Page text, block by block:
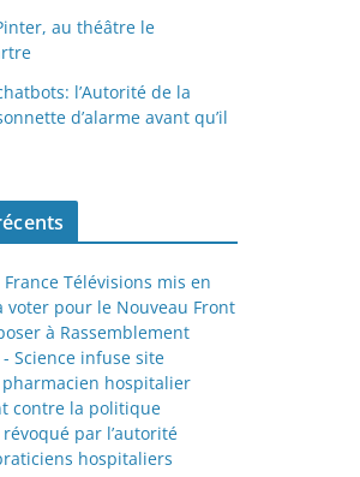
au théâtre le
l’Autorité de la
d’alarme avant qu’il
Télévisions mis en
pour le Nouveau Front
à Rassemblement
Science infuse site
pharmacien hospitalier
contre la politique
par l’autorité
hospitaliers